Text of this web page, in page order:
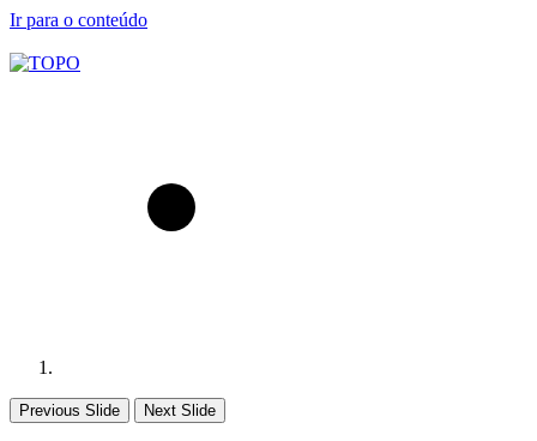
Ir para o conteúdo
Previous Slide Next Slide